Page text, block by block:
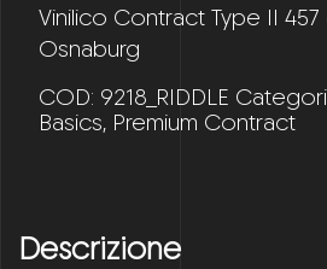
Vinilico Contract Type II 457
Osnaburg
COD: 9218_RIDDLE
Basics, Premium Contract
Descrizione